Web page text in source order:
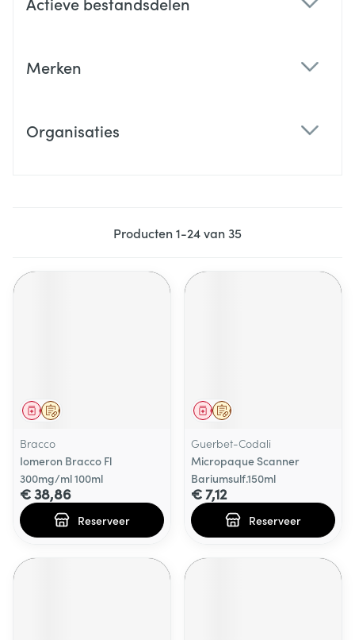
Merken
Organisaties
Producten1-24van35
Op voorschrift
Geneesmiddel
Bracco
Iomeron Bracco Fl
300mg/ml 100ml
€ 38,86
Reserveer
Op voorschrift
Geneesmiddel
Guerbet-Codali
Micropaque Scanner
Bariumsulf.150ml
€ 7,12
Reserveer